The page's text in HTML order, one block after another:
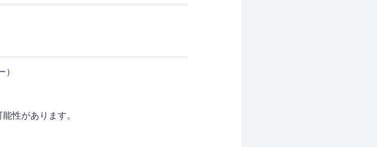
）
性があります。